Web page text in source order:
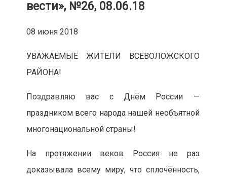
вести», №26, 08.06.18
08 июня 2018
УВАЖАЕМЫЕ ЖИТЕЛИ ВСЕВОЛОЖСКОГО
РАЙОНА!
Поздравляю вас с Днём России —
праздником всего народа нашей необъятной
многонациональной страны!
На протяжении веков Россия не раз
доказывала всему миру, что сплочённость,